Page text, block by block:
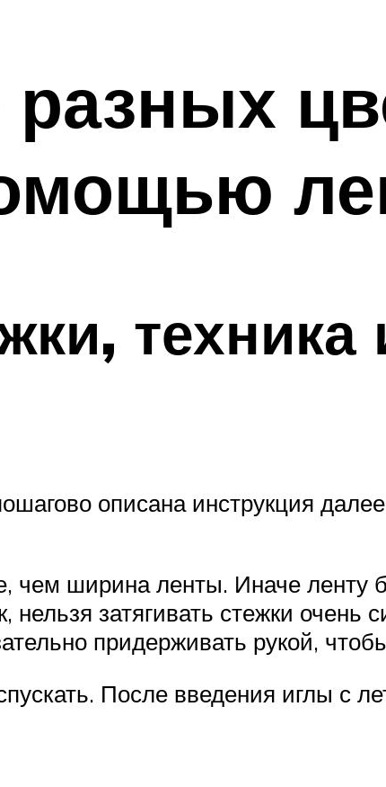
техника
описана инструкция
ширина ленты. Иначе ленту
затягивать стежки очень
придерживать рукой,
После введения иглы с